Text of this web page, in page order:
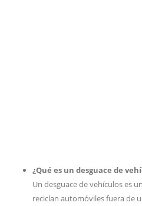
¿Qué es un desguace de
Un desguace de vehículos es
reciclan automóviles fuera de